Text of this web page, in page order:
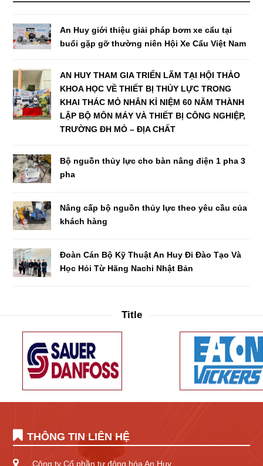
An Huy giới thiệu giải pháp bơm xe cẩu tại
buổi gặp gỡ thường niên Hội Xe Cẩu Việt Nam
AN HUY THAM GIA TRIỂN LÃM TẠI HỘI THẢO
KHOA HỌC VỀ THIẾT BỊ THỦY LỰC TRONG
KHAI THÁC MỎ NHÂN KỈ NIỆM 60 NĂM THÀNH
LẬP BỘ MÔN MÁY VÀ THIẾT BỊ CÔNG NGHIỆP,
TRƯỜNG ĐH MỎ – ĐỊA CHẤT
Bộ nguồn thủy lực cho bàn nâng điện 1 pha 3
pha
Nâng cấp bộ nguồn thủy lực theo yêu cầu của
khách hàng
Đoàn Cán Bộ Kỹ Thuật An Huy Đi Đào Tạo Và
Học Hỏi Từ Hãng Nachi Nhật Bản
Title
THÔNG TIN LIÊN HỆ
Công ty Cổ phần tự động hóa An Huy